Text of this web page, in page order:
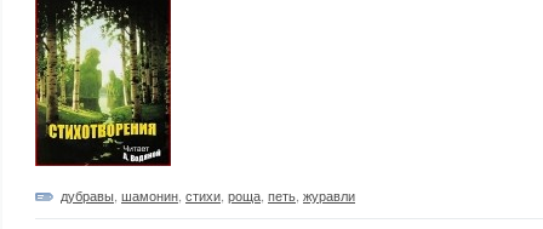
дубравы шамонин стихи роща петь журавли